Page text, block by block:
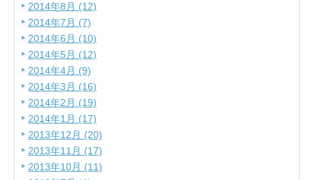
2014年8月 (12)
2014年7月 (7)
2014年6月 (10)
2014年5月 (12)
2014年4月 (9)
2014年3月 (16)
2014年2月 (19)
2014年1月 (17)
2013年12月 (20)
2013年11月 (17)
2013年10月 (11)